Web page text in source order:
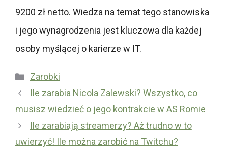
9200 zł netto. Wiedza na temat tego stanowiska
i jego wynagrodzenia jest kluczowa dla każdej
osoby myślącej o karierze w IT.
Kategorie
Zarobki
Ile zarabia Nicola Zalewski? Wszystko, co
musisz wiedzieć o jego kontrakcie w AS Romie
Ile zarabiają streamerzy? Aż trudno w to
uwierzyć! Ile można zarobić na Twitchu?